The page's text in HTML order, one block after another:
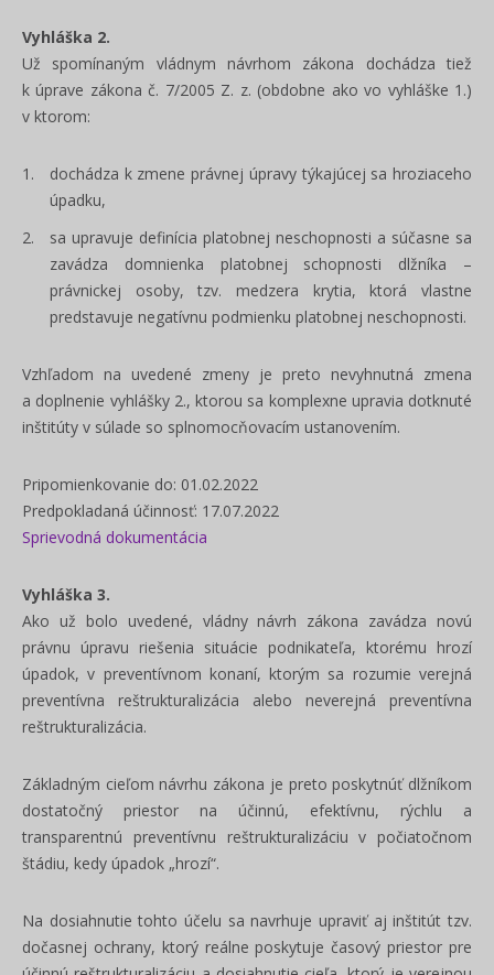
Vyhláška 2.
Už spomínaným vládnym návrhom zákona dochádza tiež
k úprave zákona č. 7/2005 Z. z. (obdobne ako vo vyhláške 1.)
v ktorom:
dochádza k zmene právnej úpravy týkajúcej sa hroziaceho
úpadku,
sa upravuje definícia platobnej neschopnosti a súčasne sa
zavádza domnienka platobnej schopnosti dlžníka –
právnickej osoby, tzv. medzera krytia, ktorá vlastne
predstavuje negatívnu podmienku platobnej neschopnosti.
Vzhľadom na uvedené zmeny je preto nevyhnutná zmena
a doplnenie vyhlášky 2., ktorou sa komplexne upravia dotknuté
inštitúty v súlade so splnomocňovacím ustanovením.
Pripomienkovanie do: 01.02.2022
Predpokladaná účinnosť: 17.07.2022
Sprievodná dokumentácia
Vyhláška 3.
Ako už bolo uvedené, vládny návrh zákona zavádza novú
právnu úpravu riešenia situácie podnikateľa, ktorému hrozí
úpadok, v preventívnom konaní, ktorým sa rozumie verejná
preventívna reštrukturalizácia alebo neverejná preventívna
reštrukturalizácia.
Základným cieľom návrhu zákona je preto poskytnúť dlžníkom
dostatočný priestor na účinnú, efektívnu, rýchlu a
transparentnú preventívnu reštrukturalizáciu v počiatočnom
štádiu, kedy úpadok „hrozí“.
Na dosiahnutie tohto účelu sa navrhuje upraviť aj inštitút tzv.
dočasnej ochrany, ktorý reálne poskytuje časový priestor pre